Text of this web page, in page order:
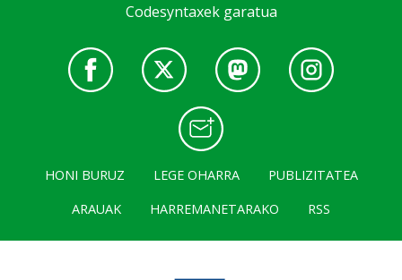
Codesyntaxek garatua
HONI BURUZ LEGE OHARRA
PUBLIZITATEA
ARAUAK
HARREMANETARAKO RSS